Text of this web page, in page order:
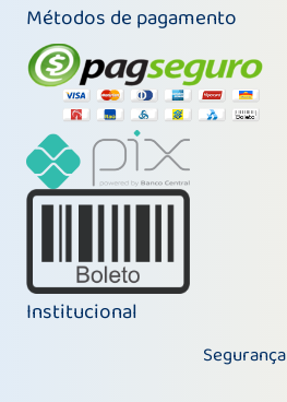
Métodos de pagamento
Institucional
Segurança